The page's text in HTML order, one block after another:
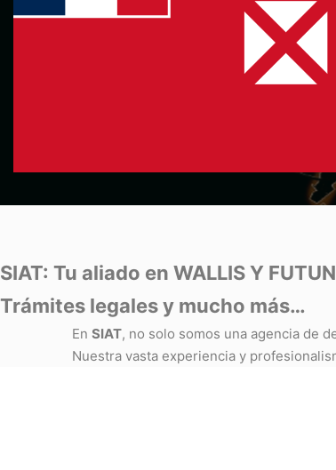
SIAT: Tu aliado en WALLIS Y
Trámites legales y mucho más…
En SIAT, no solo somos una agencia de
Nuestra vasta experiencia y